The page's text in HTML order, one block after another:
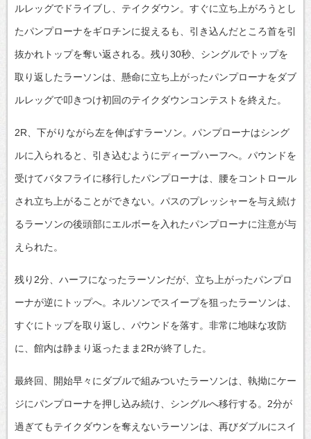
ルレッグでドライブし、テイクダウン。すぐに立ち上がろうとし
たパンプローナをギロチンに捉えるも、引き込んだところ首を引
抜かれトップを奪い返される。残り30秒、シングルでトップを
取り返したラーソンは、懸命に立ち上がったパンプローナをダブ
ルレッグで叩きつけ初回のテイクダウンコンテストを終えた。
2R、下がりながら左を伸ばすラーソン。パンプローナはシング
ルに入られると、引き込むようにディープハーフへ。パウンドを
受けてバタフライに移行したパンプローナは、腰をコントロール
され立ち上がることができない。パスのプレッシャーを与え続け
るラーソンの後頭部にエルボーを入れたパンプローナに注意が与
えられた。
残り2分、ハーフになったラーソンだが、立ち上がったパンプロ
ーナが逆にトップへ。ネルソンでスイープを狙ったラーソンは、
すぐにトップを取り返し、パウンドを落す。非常に地味な攻防
に、館内は静まり返ったまま2Rが終了した。
最終回、開始早々にダブルで組みついたラーソンは、執拗にケー
ジにパンプローナを押し込み続け、シングルへ移行する。2分が
過ぎてもテイクダウンを奪えないラーソンは、再びダブルにスイ